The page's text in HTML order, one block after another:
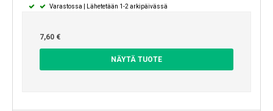
Varastossa | Lähetetään 1-2 arkipäivässä
7,60 €
NÄYTÄ TUOTE